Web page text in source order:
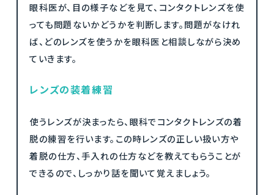
眼科医が、目の様子などを見て、コンタクトレンズを使
っても問題ないかどうかを判断します。問題がなけれ
ば、どのレンズを使うかを眼科医と相談しながら決め
ていきます。
レンズの装着練習
使うレンズが決まったら、眼科でコンタクトレンズの着
脱の練習を行います。この時レンズの正しい扱い方や
着脱の仕方、手入れの仕方などを教えてもらうことが
できるので、しっかり話を聞いて覚えましょう。